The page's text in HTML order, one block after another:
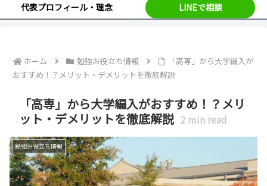
代表プロフィール・理念
LINEで相談
ホーム 勉強お役立ち情報
「高専」から大学編入が
おすすめ！？メリット・デメリットを徹底解説
「高専」から大学編入がおすすめ！？メリ
ット・デメリットを徹底解説 2 min read
勉強お役立ち情報